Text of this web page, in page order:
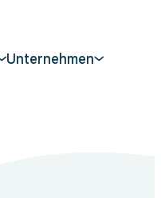
Unternehmen